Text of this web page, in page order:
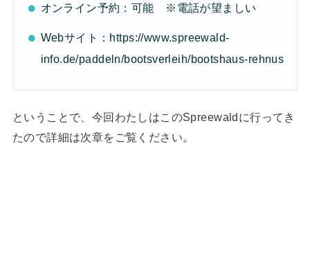
オンライン予約：可能 ※電話が望ましい
Webサイト：https://www.spreewald-
info.de/paddeln/bootsverleih/bootshaus-rehnus
ということで、今回わたしはこのSpreewaldに行ってき
たので詳細は次章をご覧ください。